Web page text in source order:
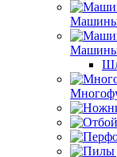
Машины